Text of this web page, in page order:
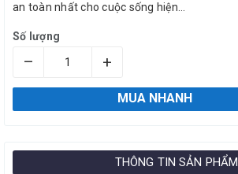
an toàn nhất cho cuộc sống hiện...
Số lượng
– +
MUA NHANH
THÔNG TIN SẢN PHẨM